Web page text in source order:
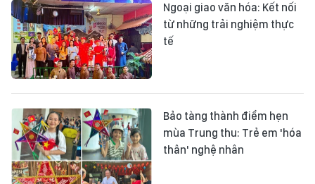
Ngoại giao văn hóa: Kết nối
từ những trải nghiệm thực
tế
Bảo tàng thành điểm hẹn
mùa Trung thu: Trẻ em 'hóa
thân' nghệ nhân